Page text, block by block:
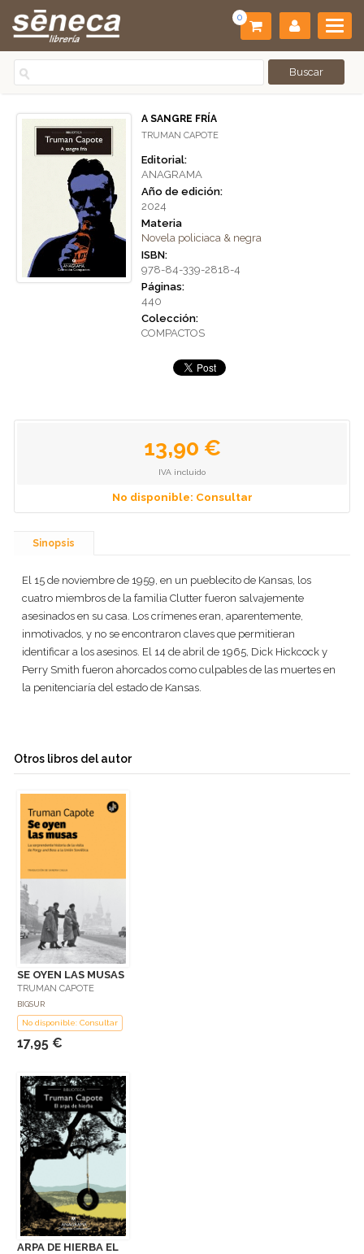
0
A SANGRE FRÍA
TRUMAN CAPOTE
Editorial:
ANAGRAMA
Año de edición:
2024
Materia
Novela policiaca & negra
ISBN:
978-84-339-2818-4
Páginas:
440
Colección:
COMPACTOS
13,90 €
IVA incluido
No disponible: Consultar
Sinopsis
El 15 de noviembre de 1959, en un pueblecito de Kansas, los
cuatro miembros de la familia Clutter fueron salvajemente
asesinados en su casa. Los crímenes eran, aparentemente,
inmotivados, y no se encontraron claves que permitieran
identificar a los asesinos. El 14 de abril de 1965, Dick Hickcock y
Perry Smith fueron ahorcados como culpables de las muertes en
la penitenciaría del estado de Kansas.
Otros libros del autor
SE OYEN LAS MUSAS
TRUMAN CAPOTE
BIGSUR
No disponible: Consultar
17,95 €
ARPA DE HIERBA EL